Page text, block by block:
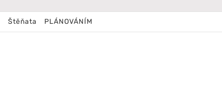
Štěňata PLÁNOVÁNÍM